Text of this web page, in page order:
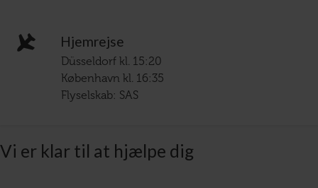
Hjemrejse
Düsseldorf kl. 15:20
København kl. 16:35
Flyselskab: SAS
Vi er klar til at hjælpe dig